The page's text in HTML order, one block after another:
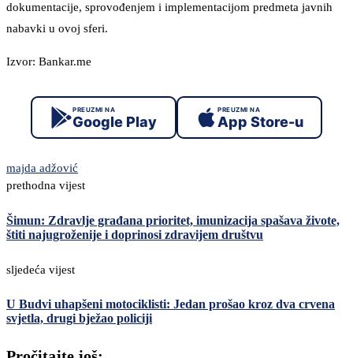
dokumentacije, sprovođenjem i implementacijom predmeta javnih
nabavki u ovoj sferi.
Izvor: Bankar.me
PREUZMI NA
Google Play
PREUZMI NA
App Store-u
majda adžović
prethodna vijest
Šimun: Zdravlje građana prioritet, imunizacija spašava živote,
štiti najugroženije i doprinosi zdravijem društvu
sljedeća vijest
U Budvi uhapšeni motociklisti: Jedan prošao kroz dva crvena
svjetla, drugi bježao policiji